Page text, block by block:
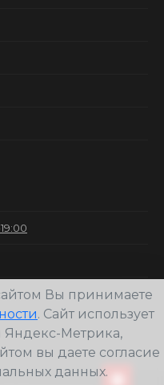
Вы принимаете
. Сайт использует
Яндекс-Метрика,
вы даете согласие
данных.